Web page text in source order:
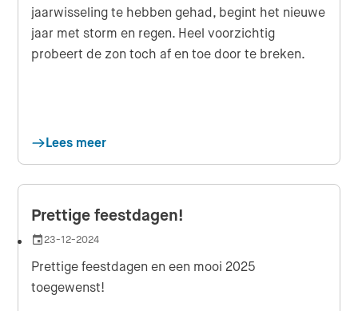
jaarwisseling te hebben gehad, begint het nieuwe
jaar met storm en regen. Heel voorzichtig
probeert de zon toch af en toe door te breken.
Lees meer
Prettige feestdagen!
Datum
23-12-2024
Prettige feestdagen en een mooi 2025
toegewenst!